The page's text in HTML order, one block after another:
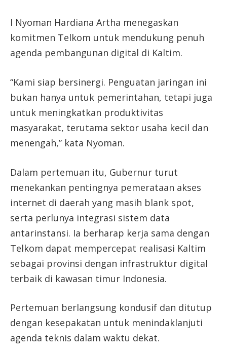
I Nyoman Hardiana Artha menegaskan
komitmen Telkom untuk mendukung penuh
agenda pembangunan digital di Kaltim.
“Kami siap bersinergi. Penguatan jaringan ini
bukan hanya untuk pemerintahan, tetapi juga
untuk meningkatkan produktivitas
masyarakat, terutama sektor usaha kecil dan
menengah,” kata Nyoman.
Dalam pertemuan itu, Gubernur turut
menekankan pentingnya pemerataan akses
internet di daerah yang masih blank spot,
serta perlunya integrasi sistem data
antarinstansi. Ia berharap kerja sama dengan
Telkom dapat mempercepat realisasi Kaltim
sebagai provinsi dengan infrastruktur digital
terbaik di kawasan timur Indonesia.
Pertemuan berlangsung kondusif dan ditutup
dengan kesepakatan untuk menindaklanjuti
agenda teknis dalam waktu dekat.